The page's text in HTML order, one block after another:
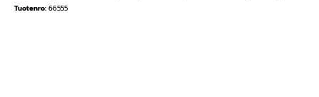
Tuotenro: 66555